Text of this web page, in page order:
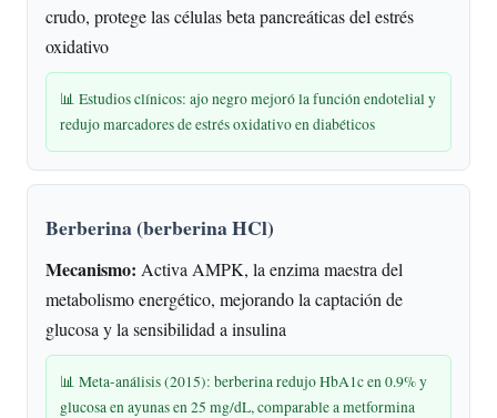
crudo, protege las células beta pancreáticas del estrés
oxidativo
📊 Estudios clínicos: ajo negro mejoró la función endotelial y
redujo marcadores de estrés oxidativo en diabéticos
Berberina (berberina HCl)
Mecanismo: Activa AMPK, la enzima maestra del
metabolismo energético, mejorando la captación de
glucosa y la sensibilidad a insulina
📊 Meta-análisis (2015): berberina redujo HbA1c en 0.9% y
glucosa en ayunas en 25 mg/dL, comparable a metformina